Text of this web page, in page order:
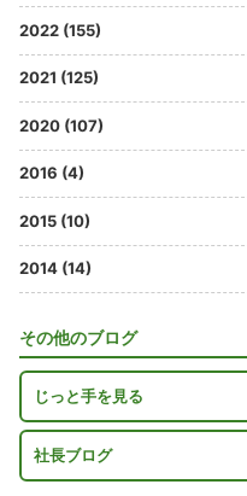
2022 (155)
2021 (125)
2020 (107)
2016 (4)
2015 (10)
2014 (14)
その他のブログ
じっと手を見る
社長ブログ